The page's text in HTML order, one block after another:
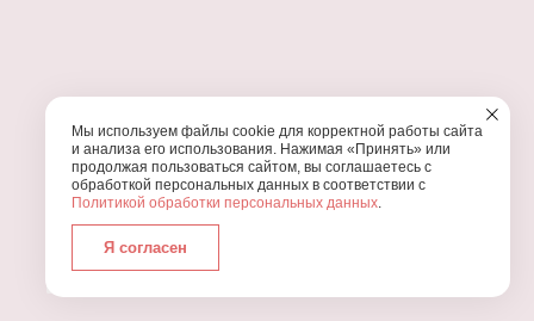
УЗНАЙТЕ, ПОЧЕМУ ПРОВЕДЕНИЕВАШЕГО
ПРАЗДНИКА СТОИТ ДОВЕРИТЬ НАМ
Работаем с 2016 года
Мы используем файлы cookie для корректной работы сайта
и анализа его использования. Нажимая «Принять» или
продолжая пользоваться сайтом, вы соглашаетесь с
обработкой персональных данных в соответствии с
Политикой обработки персональных данных.
Я согласен